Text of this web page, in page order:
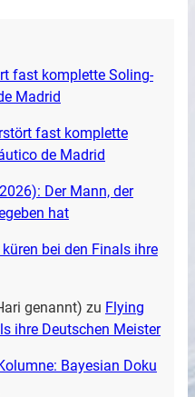
fast komplette Soling-
Madrid
fast komplette
de Madrid
Der Mann, der
hat
bei den Finals ihre
genannt) zu Flying
ihre Deutschen Meister
Bayesian Doku